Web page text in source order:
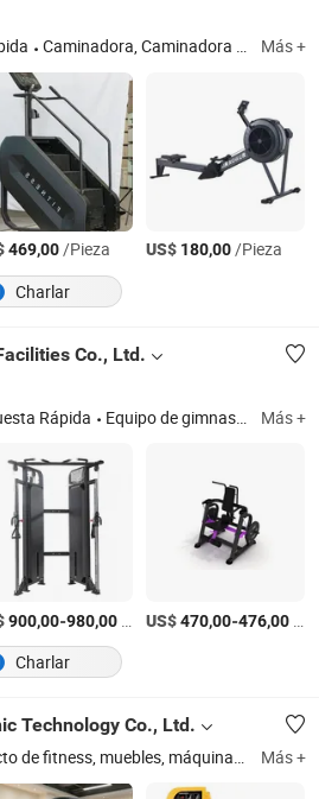
Caminadora, Caminadora Comercial, Máquina de Escalera, Máquina de Esquí, Pilates, Máquina de Fuerza Más +
469,00/Pieza US$ 180,00/Pieza
Charlar
Co., Ltd.
Rápida Equipo de gimnasio; equipo de fitness al aire libre; soporte de baloncesto; equipo deportivo; máquina de gimnasio Más +
900,00-980,00/set US$470,00-476,00
Charlar
Technology Co., Ltd.
máquina de luz, caja y paquete de regalo, suministros de oficina, productos informáticos Más +